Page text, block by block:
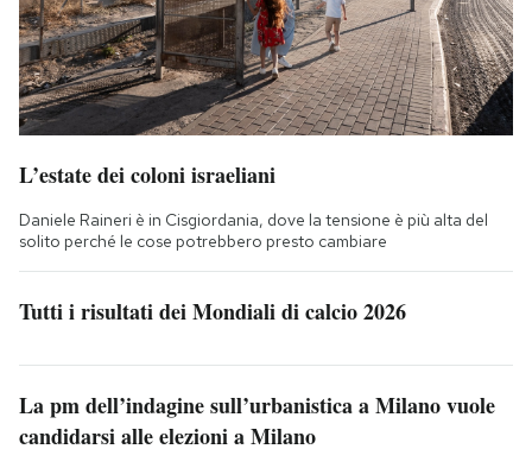
L’estate dei coloni israeliani
Daniele Raineri è in Cisgiordania, dove la tensione è più alta del
solito perché le cose potrebbero presto cambiare
Tutti i risultati dei Mondiali di calcio 2026
La pm dell’indagine sull’urbanistica a Milano vuole
candidarsi alle elezioni a Milano